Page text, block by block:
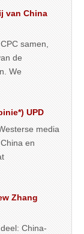
van China
samen,
de
We
UPD
media
en
Zhang
China-